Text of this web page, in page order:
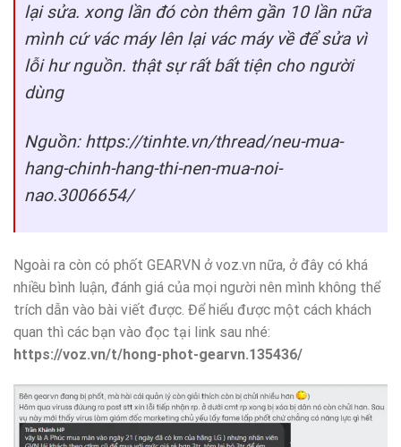
lại sửa. xong lần đó còn thêm gần 10 lần nữa
mình cứ vác máy lên lại vác máy về để sửa vì
lỗi hư nguồn. thật sự rất bất tiện cho người
dùng
Nguồn: https://tinhte.vn/thread/neu-mua-
hang-chinh-hang-thi-nen-mua-noi-
nao.3006654/
Ngoài ra còn có phốt GEARVN ở voz.vn nữa, ở đây có khá
nhiều bình luận, đánh giá của mọi người nên mình không thể
trích dẫn vào bài viết được. Để hiểu được một cách khách
quan thì các bạn vào đọc tại link sau nhé:
https://voz.vn/t/hong-phot-gearvn.135436/